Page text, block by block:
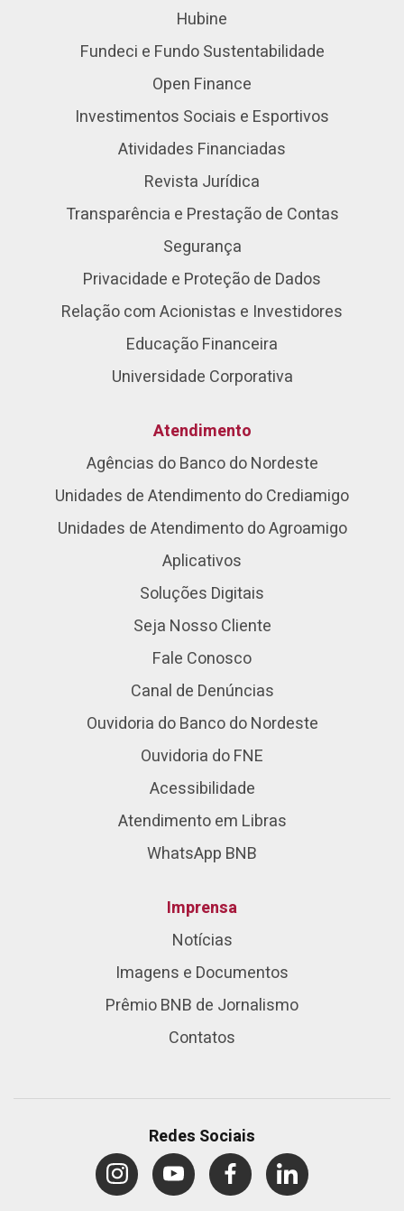
Hubine
Fundeci e Fundo Sustentabilidade
Open Finance
Investimentos Sociais e Esportivos
Atividades Financiadas
Revista Jurídica
Transparência e Prestação de Contas
Segurança
Privacidade e Proteção de Dados
Relação com Acionistas e Investidores
Educação Financeira
Universidade Corporativa
Atendimento
Agências do Banco do Nordeste
Unidades de Atendimento do Crediamigo
Unidades de Atendimento do Agroamigo
Aplicativos
Soluções Digitais
Seja Nosso Cliente
Fale Conosco
Canal de Denúncias
Ouvidoria do Banco do Nordeste
Ouvidoria do FNE
Acessibilidade
Atendimento em Libras
WhatsApp BNB
Imprensa
Notícias
Imagens e Documentos
Prêmio BNB de Jornalismo
Contatos
Redes Sociais